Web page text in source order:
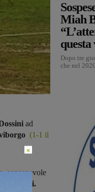
ad
(1-1 il
consapevole
nuovi.
Miah
questa
Dopo tre
che nel
×